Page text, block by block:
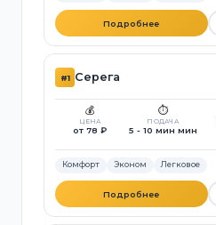
Подробнее
#1 Серега
💰
ЦЕНА
от 78 ₽
⏱️
ПОДАЧА
5 - 10 мин мин
Комфорт Эконом Легковое
Подробнее